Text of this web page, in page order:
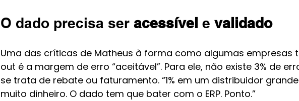
O dado precisa ser acessível e validado
Uma das críticas de Matheus à forma como algumas empresas
out é a margem de erro “aceitável”. Para ele, não existe 3% de
se trata de rebate ou faturamento. “1% em um distribuidor
muito dinheiro. O dado tem que bater com o ERP. Ponto.”